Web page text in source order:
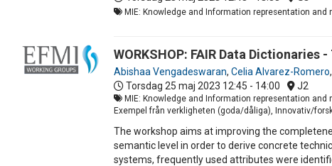
MIE: Knowledge and Information representation
WORKSHOP: FAIR Data
Abishaa Vengadeswaran, Celia Alvarez-Romero,
Torsdag 25 maj 2023 12:45 - 14:00 J2
MIE: Knowledge and Information representation
Exempel från verkligheten (goda/dåliga), Innovativ/
The workshop aims at improving the
semantic level in order to derive concrete
systems, frequently used attributes were